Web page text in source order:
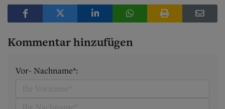
Kommentar hinzufügen
Vor- Nachname*: